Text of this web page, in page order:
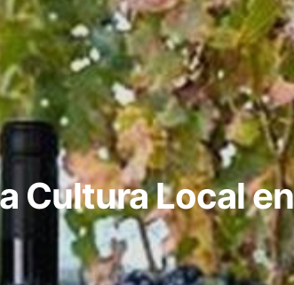
Cultura Local